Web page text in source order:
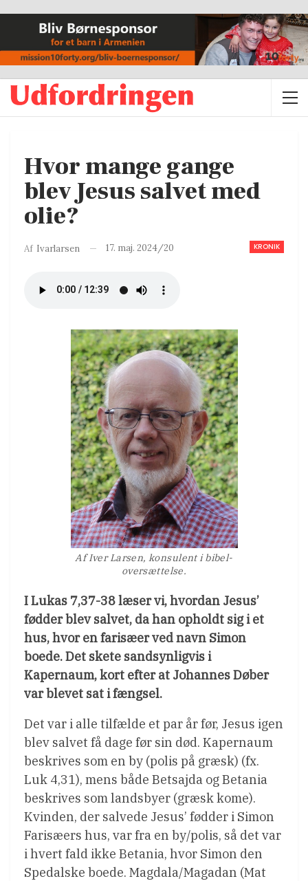
Hvor mange gange
blev Jesus salvet med
olie?
KRONIK
Af Ivarlarsen 17. maj. 2024/20
Af Iver Larsen, konsulent i bibel-
oversættelse.
I Lukas 7,37-38 læser vi, hvordan Jesus’
fødder blev salvet, da han opholdt sig i et
hus, hvor en farisæer ved navn Simon
boede. Det skete sandsynligvis i
Kapernaum, kort efter at Johannes Døber
var blevet sat i fængsel.
Det var i alle tilfælde et par år før, Jesus igen
blev salvet få dage før sin død. Kapernaum
beskrives som en by (polis på græsk) (fx.
Luk 4,31), mens både Betsajda og Betania
beskrives som landsbyer (græsk kome).
Kvinden, der salvede Jesus’ fødder i Simon
Farisæers hus, var fra en by/polis, så det var
i hvert fald ikke Betania, hvor Simon den
Spedalske boede. Magdala/Magadan (Mat